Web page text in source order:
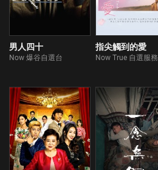
男人四十
Now 爆谷自選台
指尖觸到的愛
Now True 自選服務